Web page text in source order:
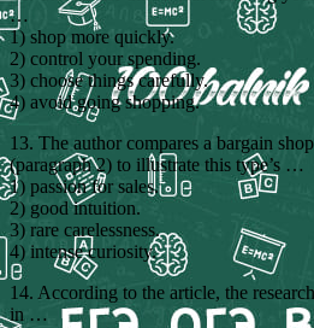
…
1) shop more quickly.
2) control your spending.
3) choose things carefully.
4) avoid going shopping.
13. The author compares a bargain
(paragraph 2) to illustrate this type’s …
1) passion for sales.
2) good intuition.
3) rare carelessness.
4) intense curiosity.
14. According to the article, the
in …